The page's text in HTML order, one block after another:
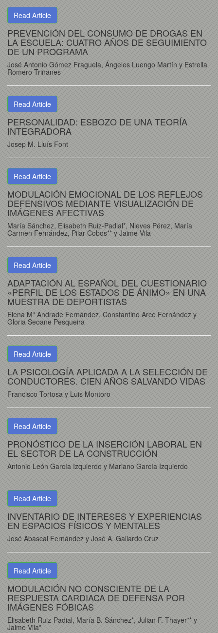
Read Article
PREVENCIÓN DEL CONSUMO DE DROGAS EN
LA ESCUELA: CUATRO AÑOS DE SEGUIMIENTO
DE UN PROGRAMA
José Antonio Gómez Fraguela, Ángeles Luengo Martín y Estrella
Romero Triñanes
Read Article
PERSONALIDAD: ESBOZO DE UNA TEORÍA
INTEGRADORA
Josep M. Lluís Font
Read Article
MODULACIÓN EMOCIONAL DE LOS REFLEJOS
DEFENSIVOS MEDIANTE VISUALIZACIÓN DE
IMÁGENES AFECTIVAS
María Sánchez, Elisabeth Ruiz-Padial*, Nieves Pérez, María
Carmen Fernández, Pilar Cobos** y Jaime Vila
Read Article
ADAPTACIÓN AL ESPAÑOL DEL CUESTIONARIO
«PERFIL DE LOS ESTADOS DE ÁNIMO» EN UNA
MUESTRA DE DEPORTISTAS
Elena Mª Andrade Fernández, Constantino Arce Fernández y
Gloria Seoane Pesqueira
Read Article
LA PSICOLOGÍA APLICADA A LA SELECCIÓN DE
CONDUCTORES. CIEN AÑOS SALVANDO VIDAS
Francisco Tortosa y Luis Montoro
Read Article
PRONÓSTICO DE LA INSERCIÓN LABORAL EN
EL SECTOR DE LA CONSTRUCCIÓN
Antonio León García Izquierdo y Mariano García Izquierdo
Read Article
INVENTARIO DE INTERESES Y EXPERIENCIAS
EN ESPACIOS FÍSICOS Y MENTALES
José Abascal Fernández y José A. Gallardo Cruz
Read Article
MODULACIÓN NO CONSCIENTE DE LA
RESPUESTA CARDIACA DE DEFENSA POR
IMÁGENES FÓBICAS
Elisabeth Ruiz-Padial, María B. Sánchez*, Julian F. Thayer** y
Jaime Vila*